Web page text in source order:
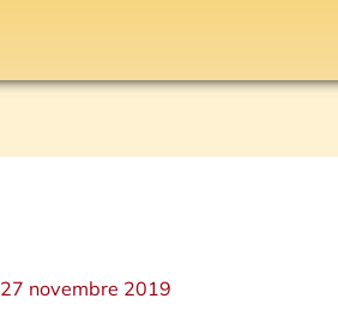
27 novembre 2019